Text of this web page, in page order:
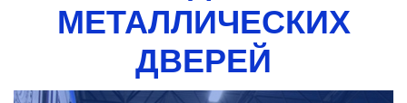
МЕТАЛЛИЧЕСКИХ
ДВЕРЕЙ